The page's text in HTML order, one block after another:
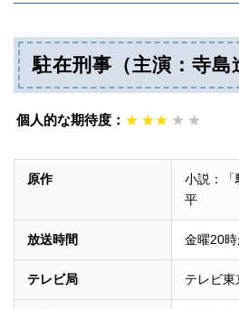
駐在刑事（主演：寺島
個人的な期待度： ★ ★★ ★ ★
原作
小説：「
平
放送時間 金曜20時
テレビ局 テレビ東